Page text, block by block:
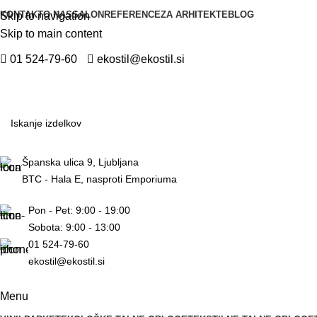
Skip to navigation
Skip to main content
KONTAKTO NASSALON REFERENCEZA ARHITEKTEBLOG
01 524-79-60 ekostil@ekostil.si
Španska ulica 9, Ljubljana
BTC - Hala E, nasproti Emporiuma
Pon - Pet: 9:00 - 19:00
Sobota: 9:00 - 13:00
01 524-79-60
ekostil@ekostil.si
Menu